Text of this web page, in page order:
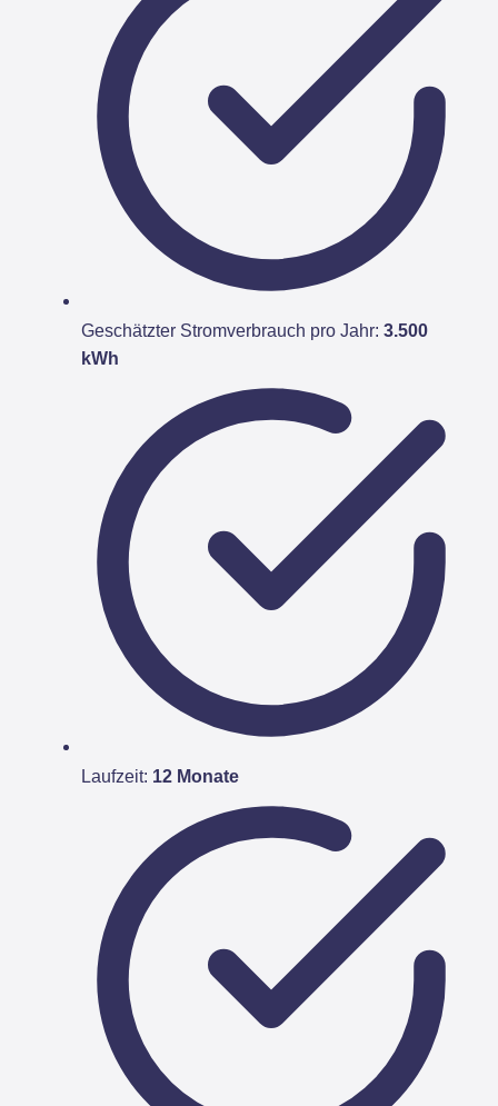
Geschätzter Stromverbrauch pro Jahr: 3.500
kWh
Laufzeit: 12 Monate